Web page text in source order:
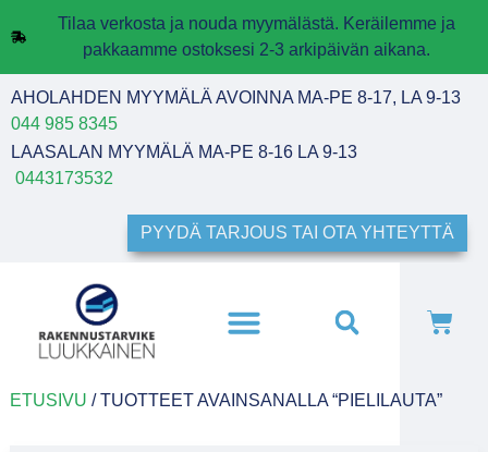
Tilaa verkosta ja nouda myymälästä. Keräilemme ja
pakkaamme ostoksesi 2-3 arkipäivän aikana.
AHOLAHDEN MYYMÄLÄ AVOINNA MA-PE 8-17, LA 9-13
044 985 8345
LAASALAN MYYMÄLÄ MA-PE 8-16 LA 9-13
0443173532
PYYDÄ TARJOUS TAI OTA YHTEYTTÄ
ETUSIVU / TUOTTEET AVAINSANALLA “PIELILAUTA”